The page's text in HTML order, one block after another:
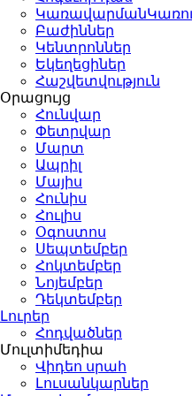
Բաժիններ
Կենտրոններ
Եկեղեցիներ
Հաշվետվություն
Օրացույց
Հունվար
Փետրվար
Մարտ
Ապրիլ
Մայիս
Հունիս
Հուլիս
Օգոստոս
Սեպտեմբեր
Հոկտեմբեր
Նոյեմբեր
Դեկտեմբեր
Լուրեր
Հոդվածներ
Մուլտիմեդիա
Վիդեո սրահ
Լուսանկարներ